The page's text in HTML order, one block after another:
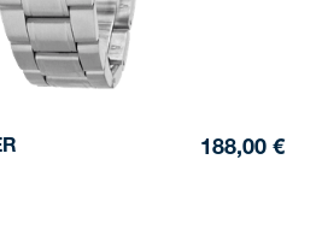
188,00 €